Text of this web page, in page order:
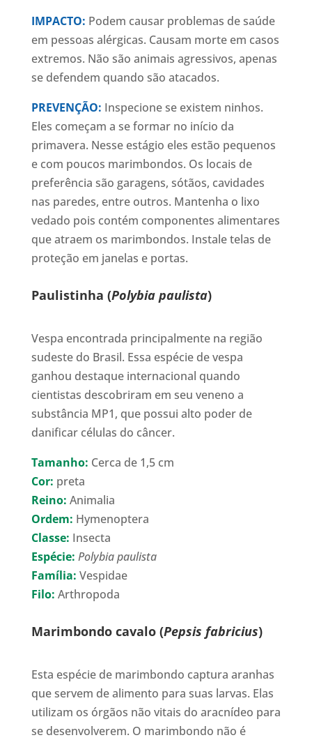
IMPACTO: Podem causar problemas de saúde
em pessoas alérgicas. Causam morte em casos
extremos. Não são animais agressivos, apenas
se defendem quando são atacados.
PREVENÇÃO: Inspecione se existem ninhos.
Eles começam a se formar no início da
primavera. Nesse estágio eles estão pequenos
e com poucos marimbondos. Os locais de
preferência são garagens, sótãos, cavidades
nas paredes, entre outros. Mantenha o lixo
vedado pois contém componentes alimentares
que atraem os marimbondos. Instale telas de
proteção em janelas e portas.
Paulistinha (Polybia paulista)
Vespa encontrada principalmente na região
sudeste do Brasil. Essa espécie de vespa
ganhou destaque internacional quando
cientistas descobriram em seu veneno a
substância MP1, que possui alto poder de
danificar células do câncer.
Tamanho: Cerca de 1,5 cm
Cor: preta
Reino: Animalia
Ordem: Hymenoptera
Classe: Insecta
Espécie: Polybia paulista
Família: Vespidae
Filo: Arthropoda
Marimbondo cavalo (Pepsis fabricius)
Esta espécie de marimbondo captura aranhas
que servem de alimento para suas larvas. Elas
utilizam os órgãos não vitais do aracnídeo para
se desenvolverem. O marimbondo não é